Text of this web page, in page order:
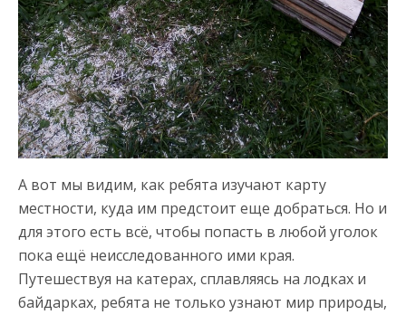
А вот мы видим, как ребята изучают карту
местности, куда им предстоит еще добраться. Но и
для этого есть всё, чтобы попасть в любой уголок
пока ещё неисследованного ими края.
Путешествуя на катерах, сплавляясь на лодках и
байдарках, ребята не только узнают мир природы,